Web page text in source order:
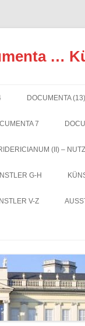
…
DOCUMENTA (13)
7
(II) –
G-H
V-Z